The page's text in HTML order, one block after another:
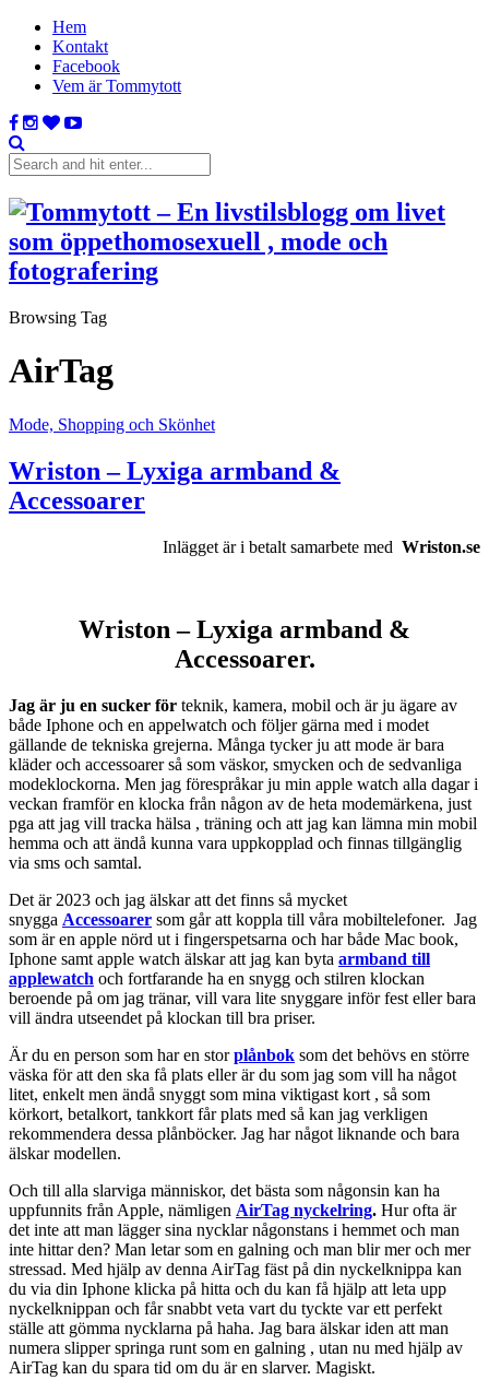
Hem
Kontakt
Facebook
Vem är Tommytott
Browsing Tag
AirTag
Mode, Shopping och Skönhet
Wriston – Lyxiga armband &
Accessoarer
Inlägget är i betalt samarbete med Wriston.se
Wriston – Lyxiga armband &
Accessoarer.
Jag är ju en sucker för teknik, kamera, mobil och är ju ägare av
både Iphone och en appelwatch och följer gärna med i modet
gällande de tekniska grejerna. Många tycker ju att mode är bara
kläder och accessoarer så som väskor, smycken och de sedvanliga
modeklockorna. Men jag förespråkar ju min apple watch alla dagar i
veckan framför en klocka från någon av de heta modemärkena, just
pga att jag vill tracka hälsa , träning och att jag kan lämna min mobil
hemma och att ändå kunna vara uppkopplad och finnas tillgänglig
via sms och samtal.
Det är 2023 och jag älskar att det finns så mycket
snygga Accessoarer som går att koppla till våra mobiltelefoner. Jag
som är en apple nörd ut i fingerspetsarna och har både Mac book,
Iphone samt apple watch älskar att jag kan byta armband till
applewatch och fortfarande ha en snygg och stilren klockan
beroende på om jag tränar, vill vara lite snyggare inför fest eller bara
vill ändra utseendet på klockan till bra priser.
Är du en person som har en storplånbok som det behövs en större
väska för att den ska få plats eller är du som jag som vill ha något
litet, enkelt men ändå snyggt som mina viktigast kort , så som
körkort, betalkort, tankkort får plats med så kan jag verkligen
rekommendera dessa plånböcker. Jag har något liknande och bara
älskar modellen.
Och till alla slarviga människor, det bästa som någonsin kan ha
uppfunnits från Apple, nämligen AirTag nyckelring. Hur ofta är
det inte att man lägger sina nycklar någonstans i hemmet och man
inte hittar den? Man letar som en galning och man blir mer och mer
stressad. Med hjälp av denna AirTag fäst på din nyckelknippa kan
du via din Iphone klicka på hitta och du kan få hjälp att leta upp
nyckelknippan och får snabbt veta vart du tyckte var ett perfekt
ställe att gömma nycklarna på haha. Jag bara älskar iden att man
numera slipper springa runt som en galning , utan nu med hjälp av
AirTag kan du spara tid om du är en slarver. Magiskt.